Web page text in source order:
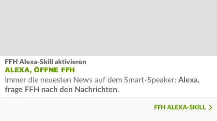
FFH Alexa-Skill aktivieren
ALEXA, ÖFFNE FFH
Immer die neuesten News auf dem Smart-Speaker: Alexa,
frage FFH nach den Nachrichten.
FFH ALEXA-SKILL